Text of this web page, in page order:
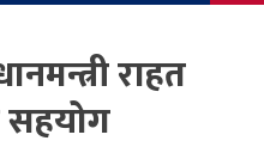
राहत